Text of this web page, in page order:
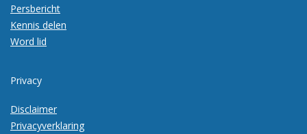
Persbericht
Kennis delen
Word lid
Privacy
Disclaimer
Privacyverklaring